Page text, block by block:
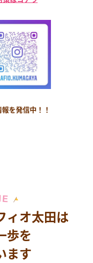
を発信中！！
E
ィオ太田は
歩を
ます